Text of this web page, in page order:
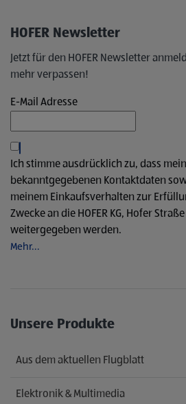
HOFER Newsletter
Jetzt für den HOFER Newsletter
mehr verpassen!
E-Mail Adresse
Ich stimme ausdrücklich zu, dass
bekanntgegebenen Kontaktdaten
meinem Einkaufsverhalten zur
Zwecke an die HOFER KG, Hofer
weitergegeben werden.
Mehr...
Unsere Produkte
Aus dem aktuellen Flugblatt
Elektronik & Multimedia